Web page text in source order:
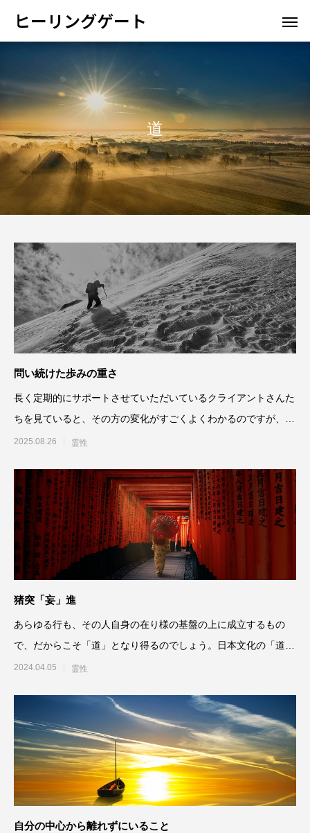
ヒーリングゲート
道
問い続けた歩みの重さ
長く定期的にサポートさせていただいているクライアントさんた
ちを見ていると、その方の変化がすごくよくわかるのですが、あ
る時期まではあ
2025.08.26 霊性
猪突「妄」進
あらゆる行も、その人自身の在り様の基盤の上に成立するもの
で、だからこそ「道」となり得るのでしょう。日本文化の「道」
というのは本当に奥深く、そ
2024.04.05 霊性
自分の中心から離れずにいること